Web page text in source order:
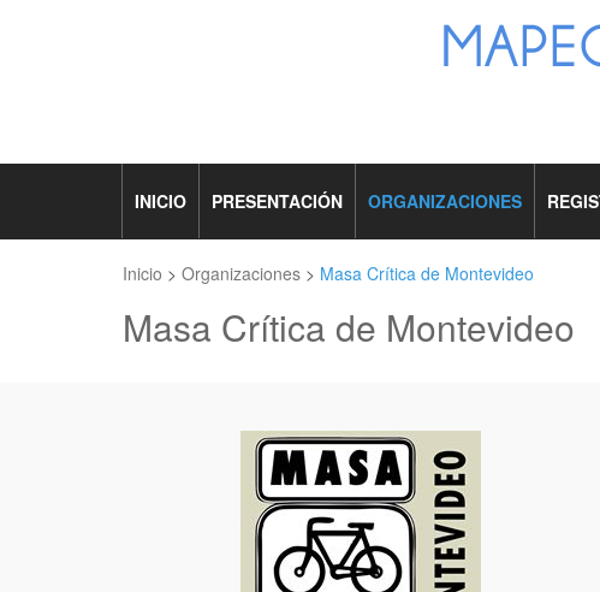
INICIO PRESENTACIÓN ORGANIZACIONES
Inicio > Organizaciones > Masa Crítica de Montevideo
Masa Crítica de Montevideo